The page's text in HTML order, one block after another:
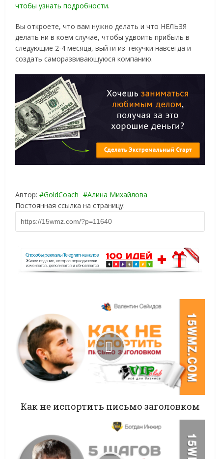
чтобы узнать подробности.
Вы откроете, что вам нужно делать и что НЕЛЬЗЯ
делать ни в коем случае, чтобы удвоить прибыль в
следующие 2-4 месяца, выйти из текучки навсегда и
создать саморазвивающуюся компанию.
Автор: GoldCoach
Алина Михайлова
Постоянная ссылка на страницу:
Как не испортить письмо заголовком